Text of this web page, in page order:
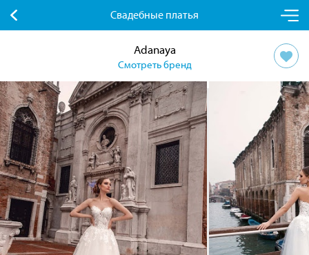
Свадебные платья
Adanaya
Смотреть бренд